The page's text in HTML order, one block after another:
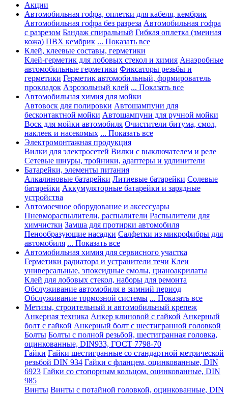
Акции
Автомобильная гофра, оплетки для кабеля, кембрик
Автомобильная гофра без разреза Автомобильная гофра
с разрезом Бандаж спиральный Гибкая оплетка (змеиная
кожа) ПВХ кембрик ... Показать все
Клей, клеевые составы, герметики
Клей-герметик для лобовых стекол и химия Анаэробные
автомобильные герметики Фиксаторы резьбы и
герметики Герметик автомобильный, формирователь
прокладок Аэрозольный клей ... Показать все
Автомобильная химия для мойки
Автовоск для полировки Автошампуни для
бесконтактной мойки Автошампуни для ручной мойки
Воск для мойки автомобиля Очистители битума, смол,
наклеек и насекомых ... Показать все
Электромонтажная продукция
Вилки для электросетей Вилки с выключателем и реле
Сетевые шнуры, тройники, адаптеры и удлинители
Батарейки, элементы питания
Алкалиновые батарейки Литиевые батарейки Солевые
батарейки Аккумуляторные батарейки и зарядные
устройства
Автомоечное оборудование и аксессуары
Пневмораспылители, распылители Распылители для
химчистки Замша для протирки автомобиля
Пенообразующие насадки Салфетки из микрофибры для
автомобиля ... Показать все
Автомобильная химия для сервисного участка
Герметики радиатора и устранители течи Клеи
универсальные, эпоксидные смолы, цианоакрилаты
Клей для лобовых стекол, наборы для ремонта
Обслуживание автомобиля в зимний период
Обслуживание тормозной системы ... Показать все
Метизы, строительный и автомобильный крепеж
Анкерная техника Анкер клиновой с гайкой Анкерный
болт с гайкой Анкерный болт с шестигранной головкой
Болты Болты с полной резьбой, шестигранная головка,
оцинкованные, DIN933, ГОСТ 7798-70
Гайки Гайки шестигранные со стандартной метрической
резьбой DIN 934 Гайки с фланцем, оцинкованные, DIN
6923 Гайки со стопорным кольцом, оцинкованные, DIN
985
Винты Винты с потайной головкой, оцинкованные, DIN